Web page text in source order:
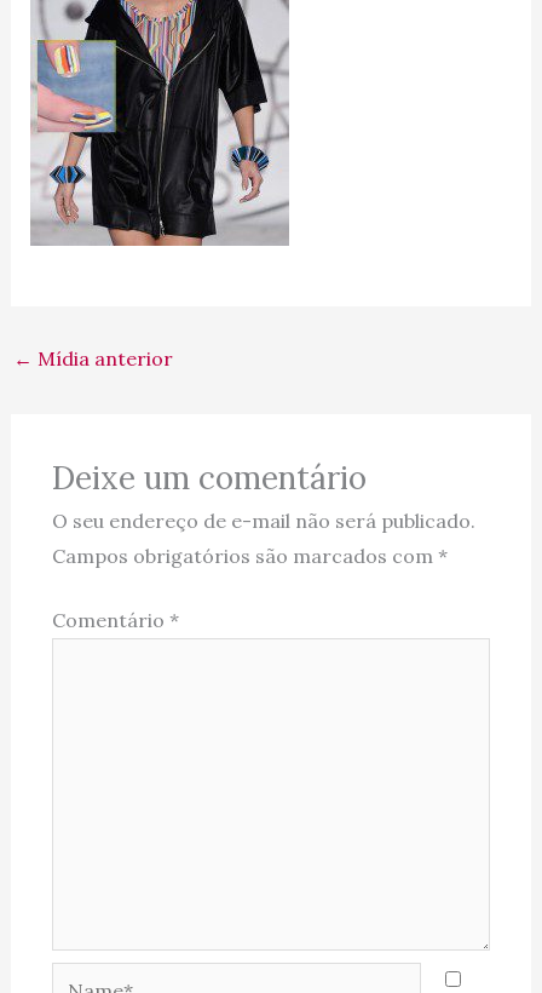
← Mídia anterior
Deixe um comentário
O seu endereço de e-mail não será publicado.
Campos obrigatórios são marcados com *
Comentário *
Name*